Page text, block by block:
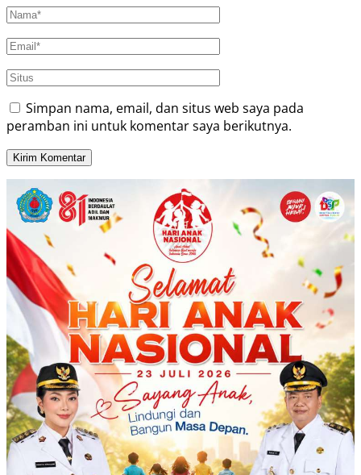
Simpan nama, email, dan situs web saya pada
peramban ini untuk komentar saya berikutnya.